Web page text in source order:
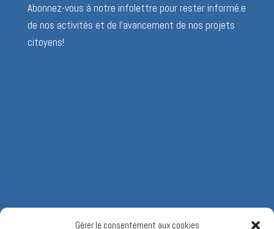
Gérer le consentement aux cookies
Abonnez-vous à notre infolettre pour rester informé.e
de nos activités et de l’avancement de nos projets
citoyens!